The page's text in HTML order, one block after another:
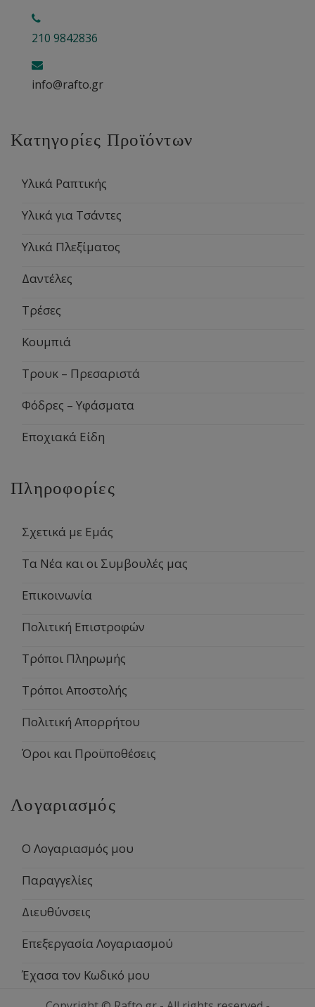
210 9842836
info@rafto.gr
Κατηγορίες Προϊόντων
Υλικά Ραπτικής
Υλικά για Τσάντες
Υλικά Πλεξίματος
Δαντέλες
Τρέσες
Κουμπιά
Τρουκ – Πρεσαριστά
Φόδρες – Υφάσματα
Εποχιακά Είδη
Πληροφορίες
Σχετικά με Εμάς
Τα Νέα και οι Συμβουλές μας
Επικοινωνία
Πολιτική Επιστροφών
Τρόποι Πληρωμής
Τρόποι Αποστολής
Πολιτική Απορρήτου
Όροι και Προϋποθέσεις
Λογαριασμός
Ο Λογαριασμός μου
Παραγγελίες
Διευθύνσεις
Επεξεργασία Λογαριασμού
Έχασα τον Κωδικό μου